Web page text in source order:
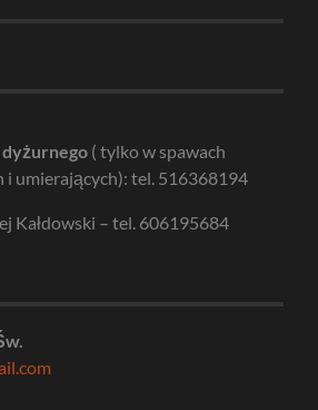
( tylko w spawach
i umierających): tel. 516368194
Kałdowski – tel. 606195684